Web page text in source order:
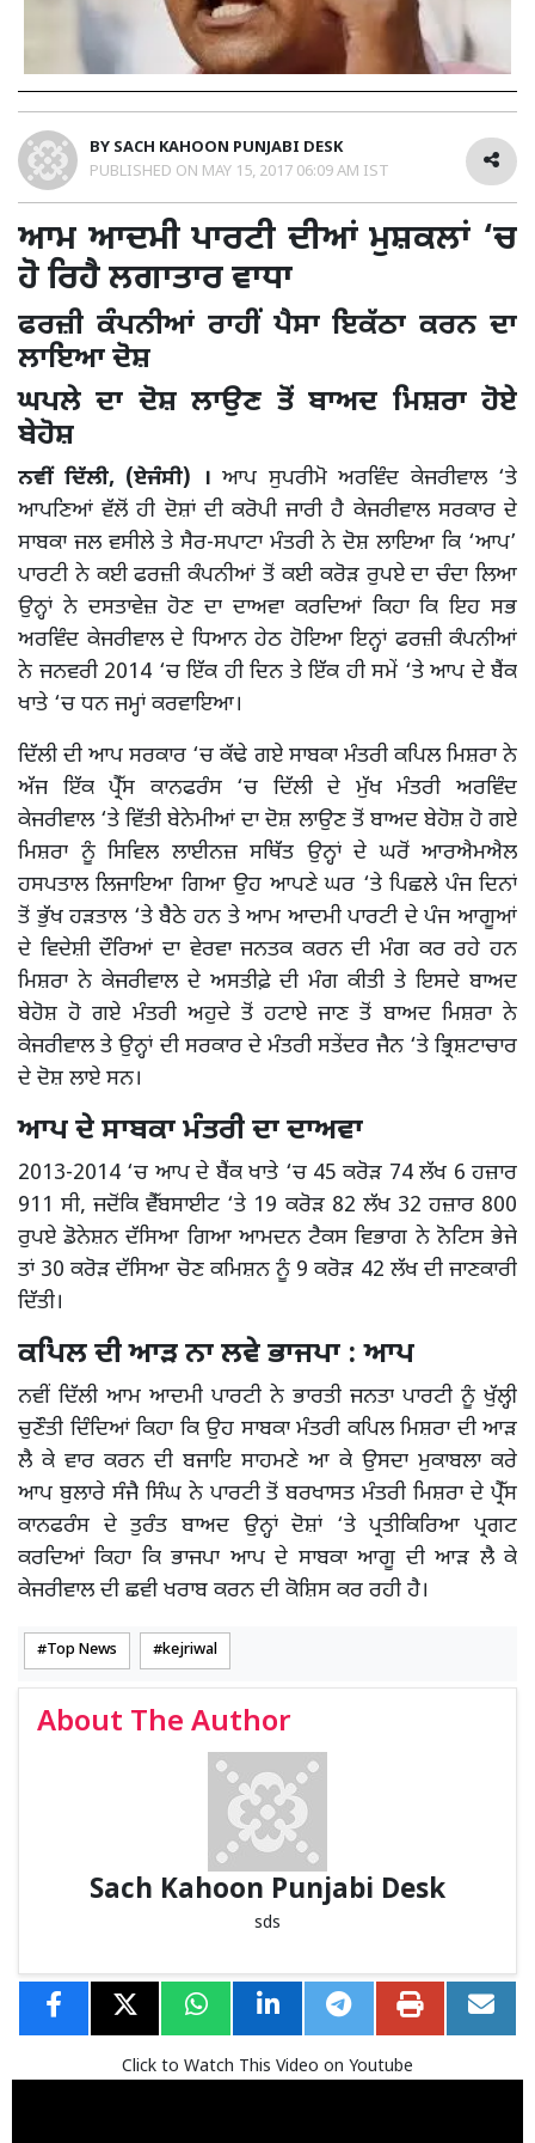
BY SACH KAHOON PUNJABI DESK
PUBLISHED ON MAY 15, 2017 06:09 AM IST
ਆਮ ਆਦਮੀ ਪਾਰਟੀ ਦੀਆਂ ਮੁਸ਼ਕਲਾਂ ‘ਚ
ਹੋ ਰਿਹੈ ਲਗਾਤਾਰ ਵਾਧਾ
ਫਰਜ਼ੀ ਕੰਪਨੀਆਂ ਰਾਹੀਂ ਪੈਸਾ ਇਕੱਠਾ ਕਰਨ ਦਾ
ਲਾਇਆ ਦੋਸ਼
ਘਪਲੇ ਦਾ ਦੋਸ਼ ਲਾਉਣ ਤੋਂ ਬਾਅਦ ਮਿਸ਼ਰਾ ਹੋਏ
ਬੇਹੋਸ਼
ਨਵੀਂ ਦਿੱਲੀ, (ਏਜੰਸੀ) । ਆਪ ਸੁਪਰੀਮੋ ਅਰਵਿੰਦ ਕੇਜਰੀਵਾਲ ‘ਤੇ
ਆਪਣਿਆਂ ਵੱਲੋਂ ਹੀ ਦੋਸ਼ਾਂ ਦੀ ਕਰੋਪੀ ਜਾਰੀ ਹੈ ਕੇਜਰੀਵਾਲ ਸਰਕਾਰ ਦੇ
ਸਾਬਕਾ ਜਲ ਵਸੀਲੇ ਤੇ ਸੈਰ-ਸਪਾਟਾ ਮੰਤਰੀ ਨੇ ਦੋਸ਼ ਲਾਇਆ ਕਿ ‘ਆਪ’
ਪਾਰਟੀ ਨੇ ਕਈ ਫਰਜ਼ੀ ਕੰਪਨੀਆਂ ਤੋਂ ਕਈ ਕਰੋੜ ਰੁਪਏ ਦਾ ਚੰਦਾ ਲਿਆ
ਉਨ੍ਹਾਂ ਨੇ ਦਸਤਾਵੇਜ਼ ਹੋਣ ਦਾ ਦਾਅਵਾ ਕਰਦਿਆਂ ਕਿਹਾ ਕਿ ਇਹ ਸਭ
ਅਰਵਿੰਦ ਕੇਜਰੀਵਾਲ ਦੇ ਧਿਆਨ ਹੇਠ ਹੋਇਆ ਇਨ੍ਹਾਂ ਫਰਜ਼ੀ ਕੰਪਨੀਆਂ
ਨੇ ਜਨਵਰੀ 2014 ‘ਚ ਇੱਕ ਹੀ ਦਿਨ ਤੇ ਇੱਕ ਹੀ ਸਮੇਂ ‘ਤੇ ਆਪ ਦੇ ਬੈਂਕ
ਖਾਤੇ ‘ਚ ਧਨ ਜਮ੍ਹਾਂ ਕਰਵਾਇਆ।
ਦਿੱਲੀ ਦੀ ਆਪ ਸਰਕਾਰ ‘ਚ ਕੱਢੇ ਗਏ ਸਾਬਕਾ ਮੰਤਰੀ ਕਪਿਲ ਮਿਸ਼ਰਾ ਨੇ
ਅੱਜ ਇੱਕ ਪ੍ਰੈੱਸ ਕਾਨਫਰੰਸ ‘ਚ ਦਿੱਲੀ ਦੇ ਮੁੱਖ ਮੰਤਰੀ ਅਰਵਿੰਦ
ਕੇਜਰੀਵਾਲ ‘ਤੇ ਵਿੱਤੀ ਬੇਨੇਮੀਆਂ ਦਾ ਦੋਸ਼ ਲਾਉਣ ਤੋਂ ਬਾਅਦ ਬੇਹੋਸ਼ ਹੋ ਗਏ
ਮਿਸ਼ਰਾ ਨੂੰ ਸਿਵਿਲ ਲਾਈਨਜ਼ ਸਥਿੱਤ ਉਨ੍ਹਾਂ ਦੇ ਘਰੋਂ ਆਰਐਮਐਲ
ਹਸਪਤਾਲ ਲਿਜਾਇਆ ਗਿਆ ਉਹ ਆਪਣੇ ਘਰ ‘ਤੇ ਪਿਛਲੇ ਪੰਜ ਦਿਨਾਂ
ਤੋਂ ਭੁੱਖ ਹੜਤਾਲ ‘ਤੇ ਬੈਠੇ ਹਨ ਤੇ ਆਮ ਆਦਮੀ ਪਾਰਟੀ ਦੇ ਪੰਜ ਆਗੂਆਂ
ਦੇ ਵਿਦੇਸ਼ੀ ਦੌਰਿਆਂ ਦਾ ਵੇਰਵਾ ਜਨਤਕ ਕਰਨ ਦੀ ਮੰਗ ਕਰ ਰਹੇ ਹਨ
ਮਿਸ਼ਰਾ ਨੇ ਕੇਜਰੀਵਾਲ ਦੇ ਅਸਤੀਫ਼ੇ ਦੀ ਮੰਗ ਕੀਤੀ ਤੇ ਇਸਦੇ ਬਾਅਦ
ਬੇਹੋਸ਼ ਹੋ ਗਏ ਮੰਤਰੀ ਅਹੁਦੇ ਤੋਂ ਹਟਾਏ ਜਾਣ ਤੋਂ ਬਾਅਦ ਮਿਸ਼ਰਾ ਨੇ
ਕੇਜਰੀਵਾਲ ਤੇ ਉਨ੍ਹਾਂ ਦੀ ਸਰਕਾਰ ਦੇ ਮੰਤਰੀ ਸਤੇਂਦਰ ਜੈਨ ‘ਤੇ ਭ੍ਰਿਸ਼ਟਾਚਾਰ
ਦੇ ਦੋਸ਼ ਲਾਏ ਸਨ।
ਆਪ ਦੇ ਸਾਬਕਾ ਮੰਤਰੀ ਦਾ ਦਾਅਵਾ
2013-2014 ‘ਚ ਆਪ ਦੇ ਬੈਂਕ ਖਾਤੇ ‘ਚ 45 ਕਰੋੜ 74 ਲੱਖ 6 ਹਜ਼ਾਰ
911 ਸੀ, ਜਦੋਂਕਿ ਵੈੱਬਸਾਈਟ ‘ਤੇ 19 ਕਰੋੜ 82 ਲੱਖ 32 ਹਜ਼ਾਰ 800
ਰੁਪਏ ਡੋਨੇਸ਼ਨ ਦੱਸਿਆ ਗਿਆ ਆਮਦਨ ਟੈਕਸ ਵਿਭਾਗ ਨੇ ਨੋਟਿਸ ਭੇਜੇ
ਤਾਂ 30 ਕਰੋੜ ਦੱਸਿਆ ਚੋਣ ਕਮਿਸ਼ਨ ਨੂੰ 9 ਕਰੋੜ 42 ਲੱਖ ਦੀ ਜਾਣਕਾਰੀ
ਦਿੱਤੀ।
ਕਪਿਲ ਦੀ ਆੜ ਨਾ ਲਵੇ ਭਾਜਪਾ : ਆਪ
ਨਵੀਂ ਦਿੱਲੀ ਆਮ ਆਦਮੀ ਪਾਰਟੀ ਨੇ ਭਾਰਤੀ ਜਨਤਾ ਪਾਰਟੀ ਨੂੰ ਖੁੱਲ੍ਹੀ
ਚੁਣੌਤੀ ਦਿੰਦਿਆਂ ਕਿਹਾ ਕਿ ਉਹ ਸਾਬਕਾ ਮੰਤਰੀ ਕਪਿਲ ਮਿਸ਼ਰਾ ਦੀ ਆੜ
ਲੈ ਕੇ ਵਾਰ ਕਰਨ ਦੀ ਬਜਾਇ ਸਾਹਮਣੇ ਆ ਕੇ ਉਸਦਾ ਮੁਕਾਬਲਾ ਕਰੇ
ਆਪ ਬੁਲਾਰੇ ਸੰਜੈ ਸਿੰਘ ਨੇ ਪਾਰਟੀ ਤੋਂ ਬਰਖਾਸਤ ਮੰਤਰੀ ਮਿਸ਼ਰਾ ਦੇ ਪ੍ਰੈੱਸ
ਕਾਨਫਰੰਸ ਦੇ ਤੁਰੰਤ ਬਾਅਦ ਉਨ੍ਹਾਂ ਦੋਸ਼ਾਂ ‘ਤੇ ਪ੍ਰਤੀਕਿਰਿਆ ਪ੍ਰਗਟ
ਕਰਦਿਆਂ ਕਿਹਾ ਕਿ ਭਾਜਪਾ ਆਪ ਦੇ ਸਾਬਕਾ ਆਗੂ ਦੀ ਆੜ ਲੈ ਕੇ
ਕੇਜਰੀਵਾਲ ਦੀ ਛਵੀ ਖਰਾਬ ਕਰਨ ਦੀ ਕੋਸ਼ਿਸ ਕਰ ਰਹੀ ਹੈ।
Top News kejriwal
About The Author
Sach Kahoon Punjabi Desk
sds
Click to Watch This Video on Youtube